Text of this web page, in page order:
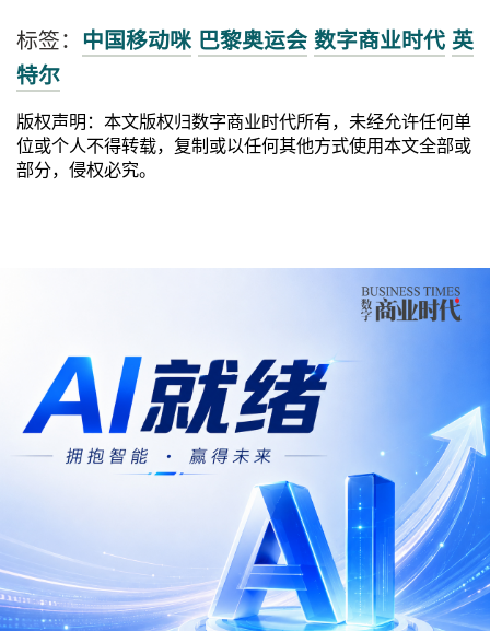
标签： 中国移动咪 巴黎奥运会 数字商业时代 英
特尔
版权声明：本文版权归数字商业时代所有，未经允许任何单
位或个人不得转载，复制或以任何其他方式使用本文全部或
部分，侵权必究。